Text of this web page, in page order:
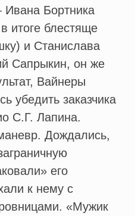
Бортника
итоге блестяще
и Станислава
Сапрыкин, он же
Вайнеры
убедить заказчика
С.Г. Лапина.
Дождались,
его
к нему с
«Мужик